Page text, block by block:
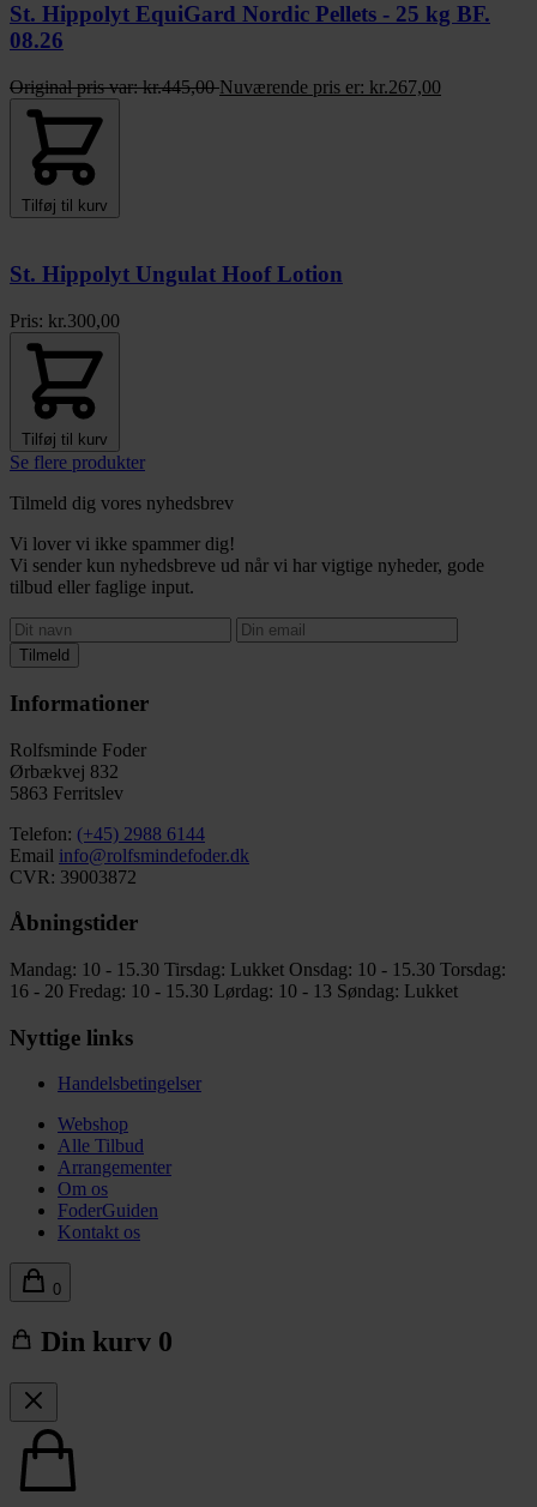
St. Hippolyt EquiGard Nordic Pellets - 25 kg BF.
08.26
Original pris var: kr.445,00 Nuværende pris er: kr.267,00
Tilføj til kurv
St. Hippolyt Ungulat Hoof Lotion
Pris: kr.300,00
Tilføj til kurv
Se flere produkter
Tilmeld dig vores nyhedsbrev
Vi lover vi ikke spammer dig!
Vi sender kun nyhedsbreve ud når vi har vigtige nyheder, gode
tilbud eller faglige input.
Tilmeld
Informationer
Rolfsminde Foder
Ørbækvej 832
5863 Ferritslev
Telefon: (+45) 2988 6144
Email info@rolfsmindefoder.dk
CVR: 39003872
Åbningstider
Mandag: 10 - 15.30 Tirsdag: Lukket Onsdag: 10 - 15.30 Torsdag:
16 - 20 Fredag: 10 - 15.30 Lørdag: 10 - 13 Søndag: Lukket
Nyttige links
Handelsbetingelser
Webshop
Alle Tilbud
Arrangementer
Om os
FoderGuiden
Kontakt os
0
Din kurv 0